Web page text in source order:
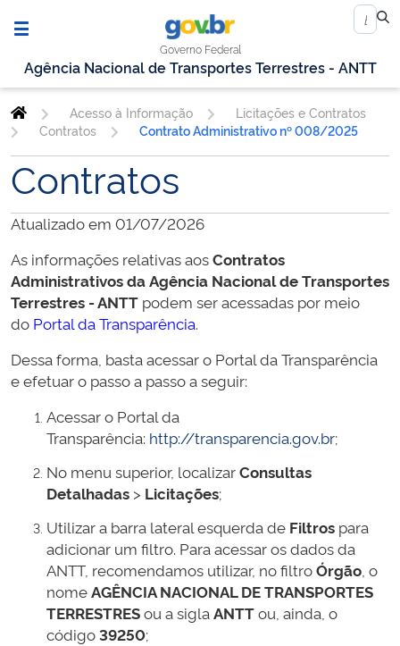
Governo Federal
Agência Nacional de Transportes Terrestres - ANTT
Acesso à Informação
Licitações e Contratos
Contratos
Contrato Administrativo nº 008/2025
Contratos
Atualizado em 01/07/2026
As informações relativas aosContratos
Administrativos daAgência Nacional de Transportes
Terrestres - ANTT podem ser acessadas por meio
do Portal da Transparência.
Dessa forma, basta acessar o Portal da Transparência
e efetuar o passo a passo a seguir:
Acessar o Portal da
Transparência: http://transparencia.gov.br;
No menu superior, localizarConsultas
Detalhadas > Licitações;
Utilizar a barra lateral esquerda de Filtros para
adicionar um filtro. Para acessar os dados da
ANTT, recomendamos utilizar, no filtroÓrgão , o
nomeAGÊNCIA NACIONAL DE TRANSPORTES
TERRESTRESou a siglaANTTou, ainda, o
código39250;